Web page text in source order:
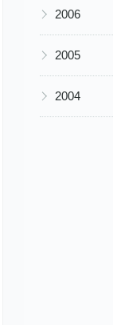
▶ 2006
▶ 2005
▶ 2004